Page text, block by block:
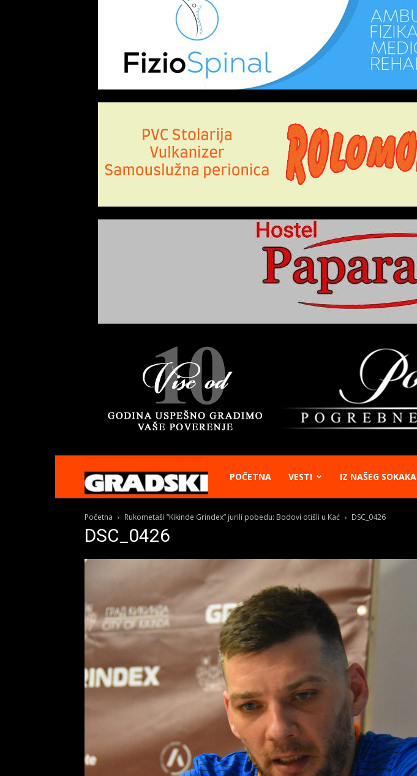
Gradski
Online
Kikinda
POČETNA VESTI IZ NAŠEG SOKAKA
Početna Rukometaši “Kikinde Grindex” jurili pobedu: Bodovi otišli u Kać DSC_0426
DSC_0426